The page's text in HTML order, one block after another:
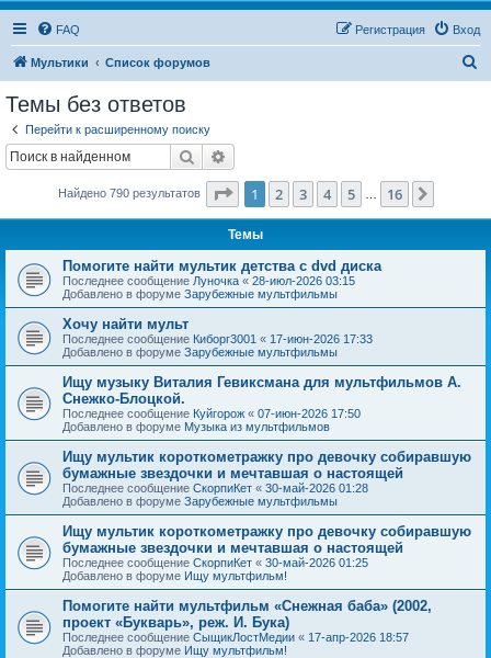
FAQ Вход
Регистрация
Мультики Список форумов
Темы без ответов
Перейти к расширенному поиску
Поиск
Найдено 790 результатов Страница из 16
1 2 3 4 5 16
Темы
Помогите найти мультик детства с dvd диска
Последнее сообщение Луночка « 28-июл-2026 03:15
Добавлено в форуме Зарубежные мультфильмы
Хочу найти мульт
Последнее сообщение Киборг3001 « 17-июн-2026 17:33
Добавлено в форуме Зарубежные мультфильмы
Ищу музыку Виталия Гевиксмана для мультфильмов А.
Снежко-Блоцкой.
Последнее сообщение Куйгорож « 07-июн-2026 17:50
Добавлено в форуме Музыка из мультфильмов
Ищу мультик короткометражку про девочку собиравшую
бумажные звездочки и мечтавшая о настоящей
Последнее сообщение СкорпиКет « 30-май-2026 01:28
Добавлено в форуме Зарубежные мультфильмы
Ищу мультик короткометражку про девочку собиравшую
бумажные звездочки и мечтавшая о настоящей
Последнее сообщение СкорпиКет « 30-май-2026 01:25
Добавлено в форуме Ищу мультфильм!
Помогите найти мультфильм «Снежная баба» (2002,
проект «Букварь», реж. И. Бука)
Последнее сообщение СыщикЛостМедии « 17-апр-2026 18:57
Добавлено в форуме Ищу мультфильм!